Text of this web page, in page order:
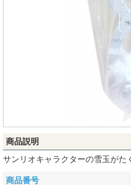
商品説明
サンリオキャラクターの雪玉がた
商品番号